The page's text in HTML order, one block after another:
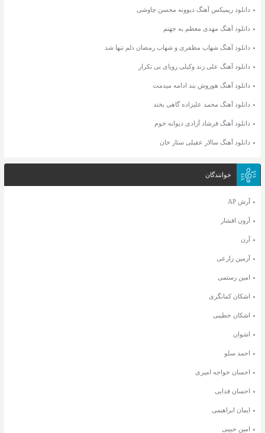
دانلود ریمیکس آهنگ دیوونه محسن چاوشی
دانلود آهنگ مهدی معظم به جهنم
دانلود آهنگ شهاب مظفری و شهاب رمضان دلم تنها شد
دانلود آهنگ علی زند وکیلی رویای بی تکرار
دانلود آهنگ هوروش بند ادامه میدمت
دانلود آهنگ محمد علیزاده گاهی بخند
دانلود آهنگ فرشاد آزادی دیوانه خوم
دانلود آهنگ سالار عقیلی ستار خان
خوانندگان
آرش AP
آرون افشار
آرن
آرمین زارعی
امین رستمی
اشکان کمانگری
اشکان خطیبی
اشوان
احمد سلو
احسان خواجه امیری
احسان فدایی
ایمان ابراهیمی
امین حبیبی